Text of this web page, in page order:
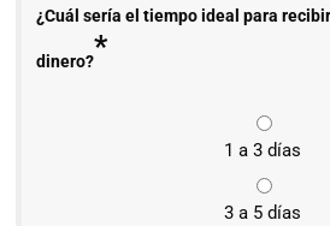
¿Cuál sería el tiempo ideal para
dinero?*
1 a 3 días
3 a 5 días